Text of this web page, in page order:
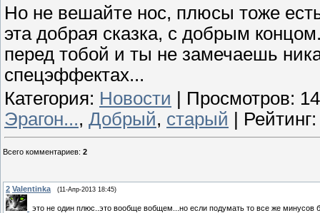
Но не вешайте нос, плюсы тоже
эта добрая сказка, с добрым
перед тобой и ты не замечаешь
спецэффектах...
Категория: Новости Просмотров:
Эрагон..., Добрый, старый Рейтинг
Всего комментариев: 2
2 Valentinka (11-Апр-2013 18:45)
это не один плюс..это вообще вобщем...но если подумать то все же минусов